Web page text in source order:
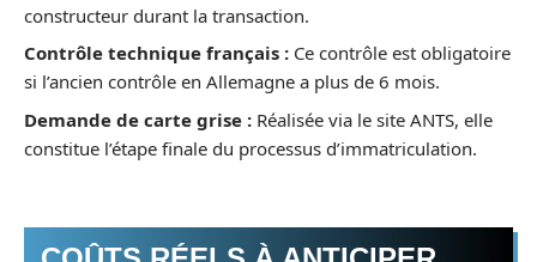
constructeur durant la transaction.
Contrôle technique français : Ce contrôle est obligatoire
si l’ancien contrôle en Allemagne a plus de 6 mois.
Demande de carte grise : Réalisée via le site ANTS, elle
constitue l’étape finale du processus d’immatriculation.